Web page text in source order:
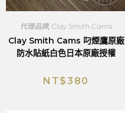
代理品牌, Clay Smith Cams
Clay Smith Cams 叼煙鷹原廠
防水貼紙白色日本原廠授權
NT$380